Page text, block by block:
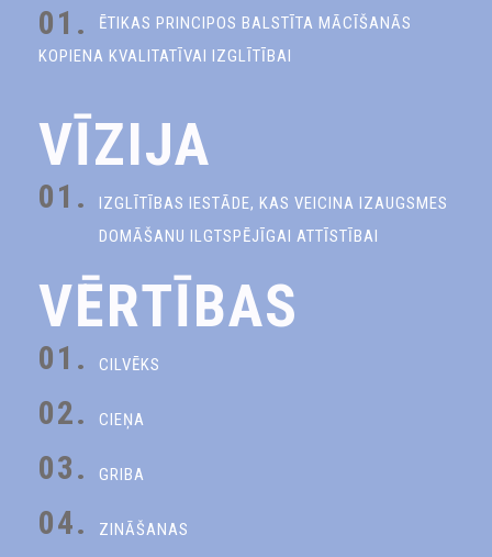
01.
ĒTIKAS PRINCIPOS BALSTĪTA MĀCĪŠANĀS
KOPIENA KVALITATĪVAI IZGLĪTĪBAI
VĪZIJA
01.
IZGLĪTĪBAS IESTĀDE, KAS VEICINA IZAUGSMES
DOMĀŠANU ILGTSPĒJĪGAI ATTĪSTĪBAI
VĒRTĪBAS
01. CILVĒKS
02. CIEŅA
03. GRIBA
04. ZINĀŠANAS